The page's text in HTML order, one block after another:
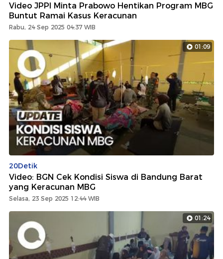
Video JPPI Minta Prabowo Hentikan Program MBG
Buntut Ramai Kasus Keracunan
Rabu, 24 Sep 2025 04:37 WIB
01:09
20Detik
Video: BGN Cek Kondisi Siswa di Bandung Barat
yang Keracunan MBG
Selasa, 23 Sep 2025 12:44 WIB
01:24